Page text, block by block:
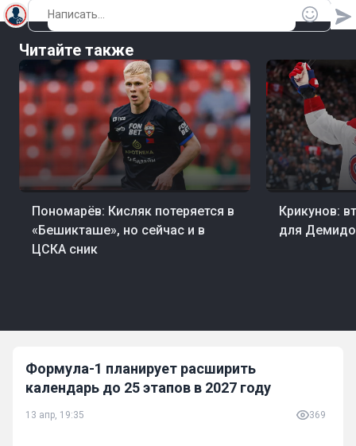
Читайте также
Пономарёв: Кисляк потеряется в
«Бешикташе», но сейчас и в
ЦСКА сник
Крикунов:
для
Формула-1 планирует расширить
календарь до 25 этапов в 2027 году
13 апр, 19:35 369